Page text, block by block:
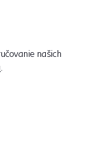
našich
.